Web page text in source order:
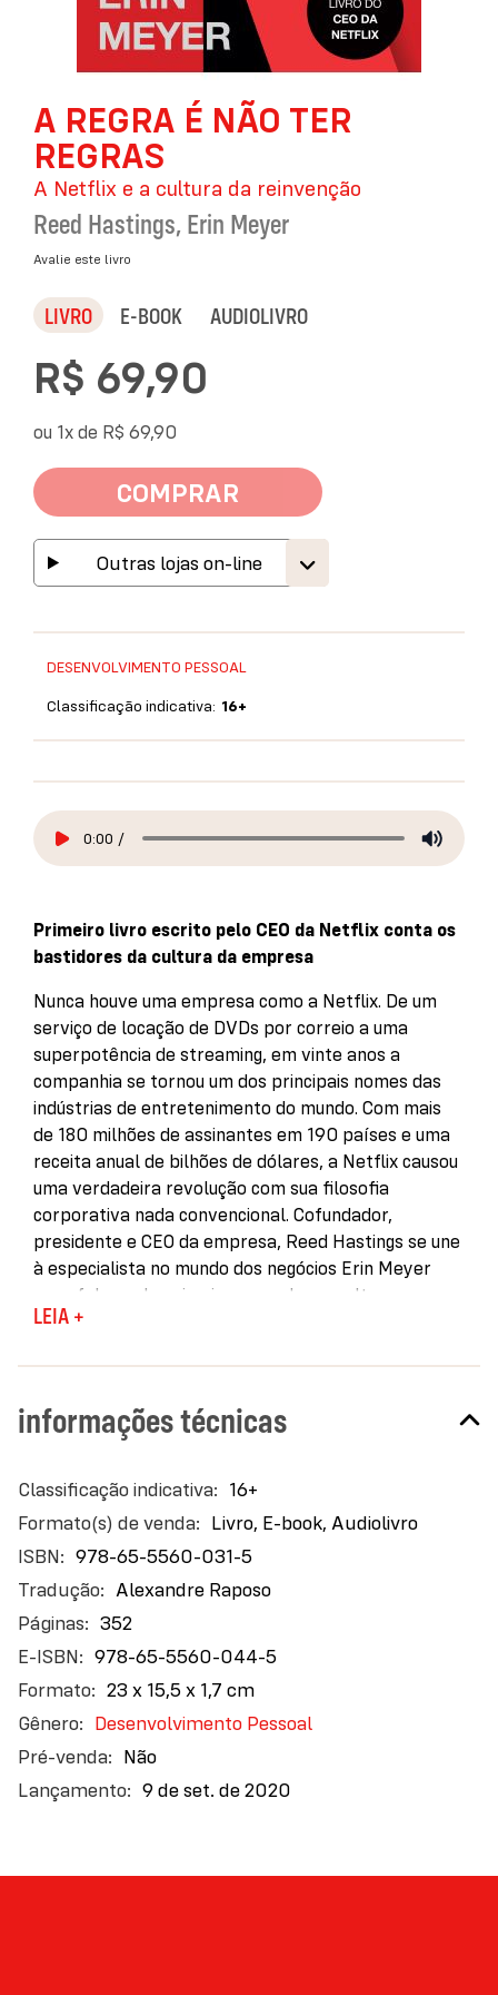
Galeria
A REGRA É NÃO TER
REGRAS
A Netflix e a cultura da reinvenção
Reed Hastings, Erin Meyer
Avalie este livro
LIVRO E-BOOK AUDIOLIVRO
COMPRAR
R$ 69,90
ou 1x de R$ 69,90
Outras lojas on-line
DESENVOLVIMENTO PESSOAL
Classificação indicativa: 16+
0:00 /
Primeiro livro escrito pelo CEO da Netflix conta os
bastidores da cultura da empresa
Nunca houve uma empresa como a Netflix. De um
serviço de locação de DVDs por correio a uma
superpotência de streaming, em vinte anos a
companhia se tornou um dos principais nomes das
indústrias de entretenimento do mundo. Com mais
de 180 milhões de assinantes em 190 países e uma
receita anual de bilhões de dólares, a Netflix causou
uma verdadeira revolução com sua filosofia
corporativa nada convencional. Cofundador,
presidente e CEO da empresa, Reed Hastings se une
à especialista no mundo dos negócios Erin Meyer
para falar pela primeira vez sobre a cultura que
transformou a marca em um exemplo inigualável de
funcionários da Netflix e relatos nunca antes
compartilhados, Hastings explica como seus
exemplo de inovação e sucesso global. Uma obra
fascinante sobre uma empresa que desafiou
tradições e expectativas e dominou as premiações
do cinema e da TV, além do imaginário de milhões de
pessoas, uma tela por vez.
LEIA +
informações técnicas
Mais
informações
16+
Livro, E-book, Audiolivro
978-65-5560-031-5
Alexandre Raposo
352
978-65-5560-044-5
23 x 15,5 x 1,7 cm
Desenvolvimento Pessoal
Não
9 de set. de 2020